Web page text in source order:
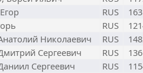
RUS
RUS
Николаевич RUS
Сергеевич RUS
Сергеевич RUS